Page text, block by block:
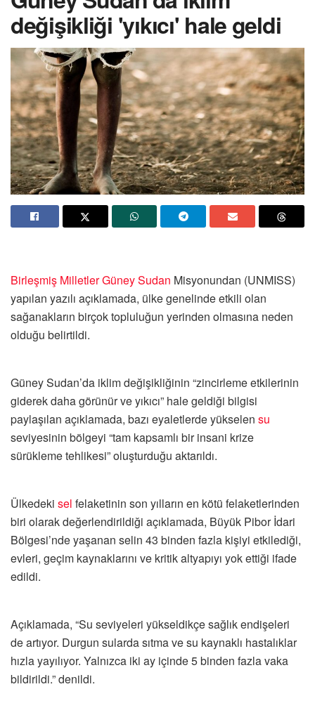
değişikliği 'yıkıcı' hale geldi
Birleşmiş MilletlerGüney Sudan Misyonundan (UNMISS)
yapılan yazılı açıklamada, ülke genelinde etkili olan
sağanakların birçok topluluğun yerinden olmasına neden
olduğu belirtildi.
Güney Sudan’da iklim değişikliğinin “zincirleme etkilerinin
giderek daha görünür ve yıkıcı” hale geldiği bilgisi
paylaşılan açıklamada, bazı eyaletlerde yükselen su
seviyesinin bölgeyi “tam kapsamlı bir insani krize
sürükleme tehlikesi” oluşturduğu aktarıldı.
Ülkedeki sel felaketinin son yılların en kötü felaketlerinden
biri olarak değerlendirildiği açıklamada, Büyük Pibor İdari
Bölgesi’nde yaşanan selin 43 binden fazla kişiyi etkilediği,
evleri, geçim kaynaklarını ve kritik altyapıyı yok ettiği ifade
edildi.
Açıklamada, “Su seviyeleri yükseldikçe sağlık endişeleri
de artıyor. Durgun sularda sıtma ve su kaynaklı hastalıklar
hızla yayılıyor. Yalnızca iki ay içinde 5 binden fazla vaka
bildirildi.” denildi.